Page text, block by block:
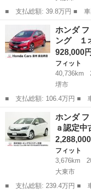
■ 支払総額: 39.8万円 ■ 車両本体価格： 298,000 円 ■ メーカー
名： ホンダ ■ 車種名：
セレクション 走行１０
ＥＴＣ ＣＤ...
フィット
ホンダ
ング １
928,000円
フィット
40,736km
堺市
■ 支払総額: 106.4万円 ■ 車両本体価格： 928,000 円 ■ メーカー
名： ホンダ ■ 車種名：
名： Ｌホンダセンシン
コ フルセグＴ...
フィット
ホンダ
ａ認定
フィット
3,676km
大東市
■ 支払総額: 239.4万円 ■ 車両本体価格： 2,288,000 円 ■ メーカ